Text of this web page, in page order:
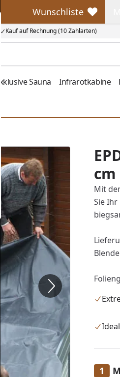
Kauf auf Rechnung (10 Zahlarten)
Wunschliste
Wunschliste
Exklusive Sauna Infrarotkabine
cm
Mit
Sie
Blende